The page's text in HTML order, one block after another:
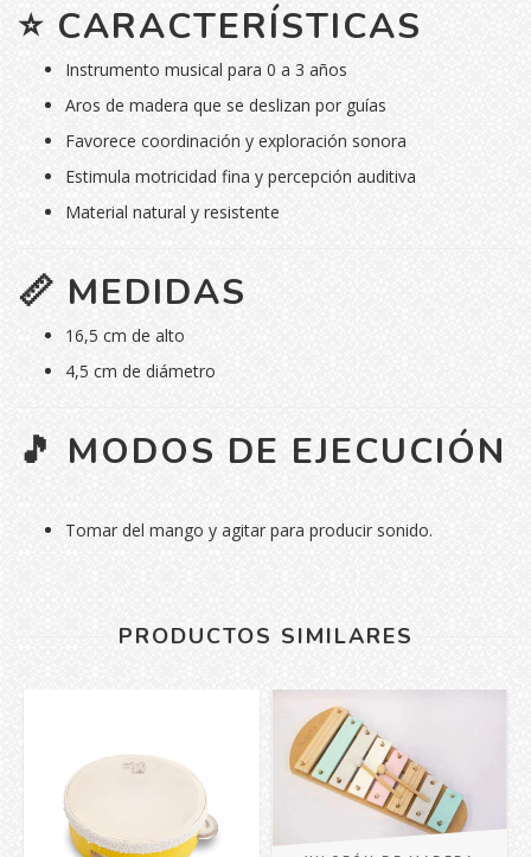
⭐ CARACTERÍSTICAS
Instrumento musical para 0 a 3 años
Aros de madera que se deslizan por guías
Favorece coordinación y exploración sonora
Estimula motricidad fina y percepción auditiva
Material natural y resistente
📏 MEDIDAS
16,5 cm de alto
4,5 cm de diámetro
🎵 MODOS DE EJECUCIÓN
Tomar del mango y agitar para producir sonido.
PRODUCTOS SIMILARES